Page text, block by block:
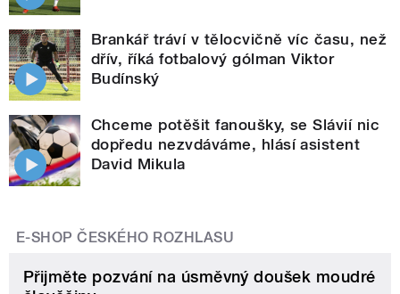
Brankář tráví v tělocvičně víc času, než
dřív, říká fotbalový gólman Viktor
Budínský
Chceme potěšit fanoušky, se Slávií nic
dopředu nezvdáváme, hlásí asistent
David Mikula
E-SHOP ČESKÉHO ROZHLASU
Přijměte pozvání na úsměvný doušek moudré